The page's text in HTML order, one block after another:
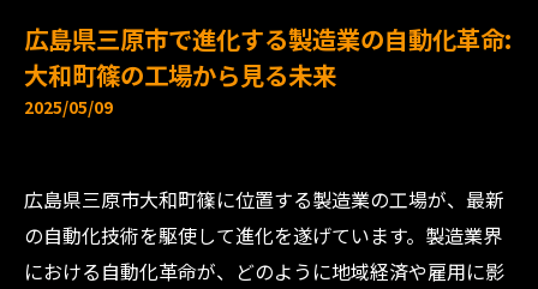
広島県三原市で進化する製造業の自動化革命:
大和町篠の工場から見る未来
2025/05/09
広島県三原市大和町篠に位置する製造業の工場が、最新
の自動化技術を駆使して進化を遂げています。製造業界
における自動化革命が、どのように地域経済や雇用に影